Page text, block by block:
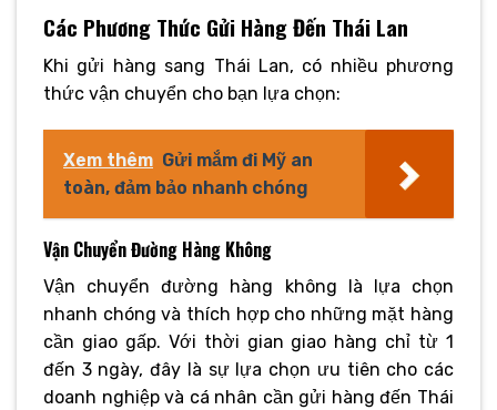
Các Phương Thức Gửi Hàng Đến Thái Lan
Khi gửi hàng sang Thái Lan, có nhiều phương
thức vận chuyển cho bạn lựa chọn:
Xem thêm Gửi mắm đi Mỹ an
toàn, đảm bảo nhanh chóng
Vận Chuyển Đường Hàng Không
Vận chuyển đường hàng không là lựa chọn
nhanh chóng và thích hợp cho những mặt hàng
cần giao gấp. Với thời gian giao hàng chỉ từ 1
đến 3 ngày, đây là sự lựa chọn ưu tiên cho các
doanh nghiệp và cá nhân cần gửi hàng đến Thái